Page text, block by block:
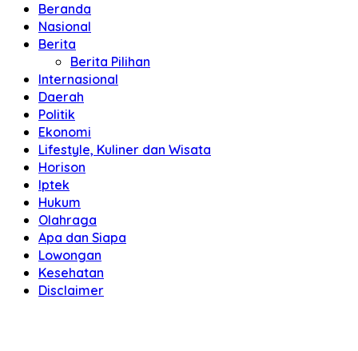
Beranda
Nasional
Berita
Berita Pilihan
Internasional
Daerah
Politik
Ekonomi
Lifestyle, Kuliner dan Wisata
Horison
Iptek
Hukum
Olahraga
Apa dan Siapa
Lowongan
Kesehatan
Disclaimer